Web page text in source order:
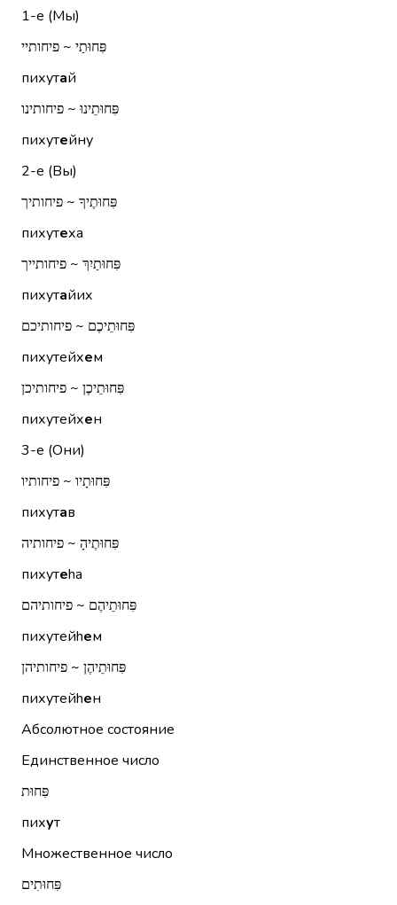
1-е (Мы)
פִּחוּתַי ~ פיחותיי
пихутай
פִּחוּתֵינוּ ~ פיחותינו
пихутейну
2-е (Вы)
פִּחוּתֶיךָ ~ פיחותיך
пихутеха
פִּחוּתַיִךְ ~ פיחותייך
пихутайих
פִּחוּתֵיכֶם ~ פיחותיכם
пихутейхем
פִּחוּתֵיכֶן ~ פיחותיכן
пихутейхен
3-е (Они)
פִּחוּתָיו ~ פיחותיו
пихутав
פִּחוּתֶיהָ ~ פיחותיה
пихутеhа
פִּחוּתֵיהֶם ~ פיחותיהם
пихутейhем
פִּחוּתֵיהֶן ~ פיחותיהן
пихутейhен
Абсолютное состояние
Единственное число
פִּחוּת
пихут
Множественное число
פִּחוּתִים